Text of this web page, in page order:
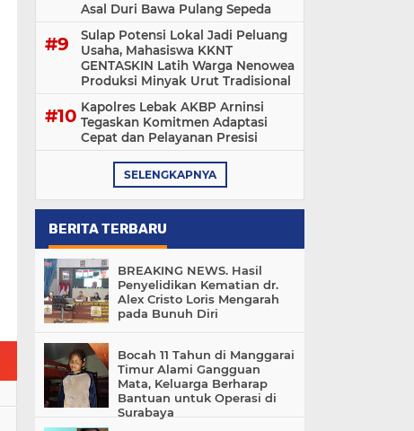
Asal Duri Bawa Pulang Sepeda
Sulap Potensi Lokal Jadi Peluang
Usaha, Mahasiswa KKNT
GENTASKIN Latih Warga Nenowea
Produksi Minyak Urut Tradisional
Kapolres Lebak AKBP Arninsi
Tegaskan Komitmen Adaptasi
Cepat dan Pelayanan Presisi
SELENGKAPNYA
BERITA TERBARU
BREAKING NEWS. Hasil
Penyelidikan Kematian dr.
Alex Cristo Loris Mengarah
pada Bunuh Diri
Bocah 11 Tahun di Manggarai
Timur Alami Gangguan
Mata, Keluarga Berharap
Bantuan untuk Operasi di
Surabaya